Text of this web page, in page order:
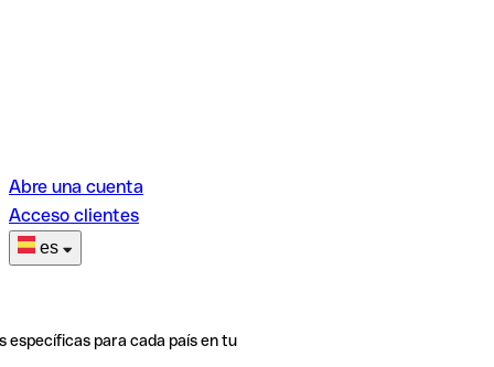
Abre una cuenta
Acceso clientes
es
específicas para cada país en tu